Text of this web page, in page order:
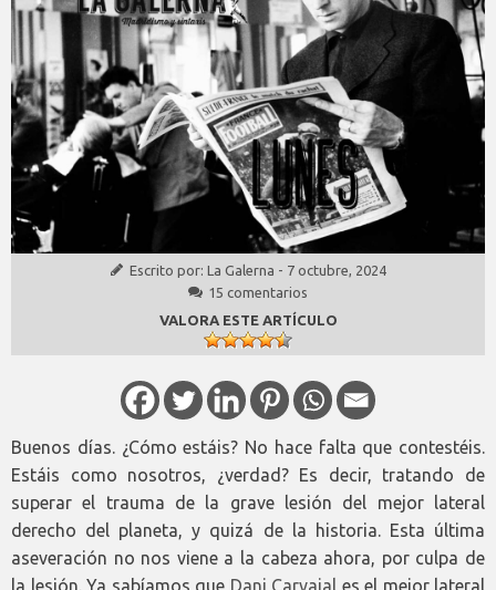
Escrito por: La Galerna - 7 octubre, 2024
15 comentarios
VALORA ESTE ARTÍCULO
Buenos días. ¿Cómo estáis? No hace falta que contestéis.
Estáis como nosotros, ¿verdad? Es decir, tratando de
superar el trauma de la grave lesión del mejor lateral
derecho del planeta, y quizá de la historia. Esta última
aseveración no nos viene a la cabeza ahora, por culpa de
la lesión. Ya sabíamos que Dani Carvajal es el mejor lateral